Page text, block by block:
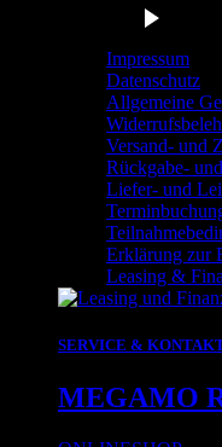
Impressum
Datenschutz
Allgemeine
Versand- und
Rückgabe-
Liefer- und
Erklärung zur
Leasing &
SERVICE &
MEGAMO